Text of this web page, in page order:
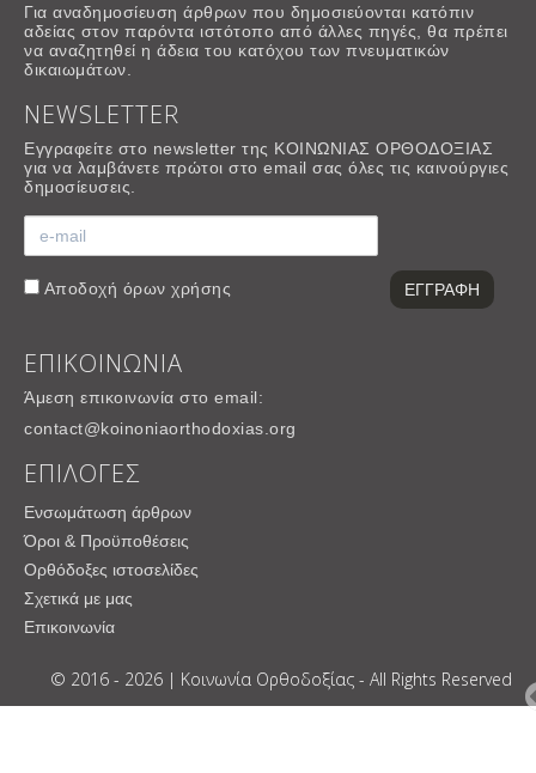
Για αναδημοσίευση άρθρων που δημοσιεύονται κατόπιν
αδείας στον παρόντα ιστότοπο από άλλες πηγές, θα πρέπει
να αναζητηθεί η άδεια του κατόχου των πνευματικών
δικαιωμάτων.
NEWSLETTER
Εγγραφείτε στο newsletter της ΚΟΙΝΩΝΙΑΣ ΟΡΘΟΔΟΞΙΑΣ
για να λαμβάνετε πρώτοι στο email σας όλες τις καινούργιες
δημοσίευσεις.
Αποδοχή όρων χρήσης
ΕΠΙΚΟΙΝΩΝΙΑ
Άμεση επικοινωνία στο email:
contact@koinoniaorthodoxias.org
ΕΠΙΛΟΓΕΣ
Ενσωμάτωση άρθρων
Όροι & Προϋποθέσεις
Ορθόδοξες ιστοσελίδες
Σχετικά με μας
Επικοινωνία
© 2016 - 2026 | Κοινωνία Ορθοδοξίας - All Rights Reserved